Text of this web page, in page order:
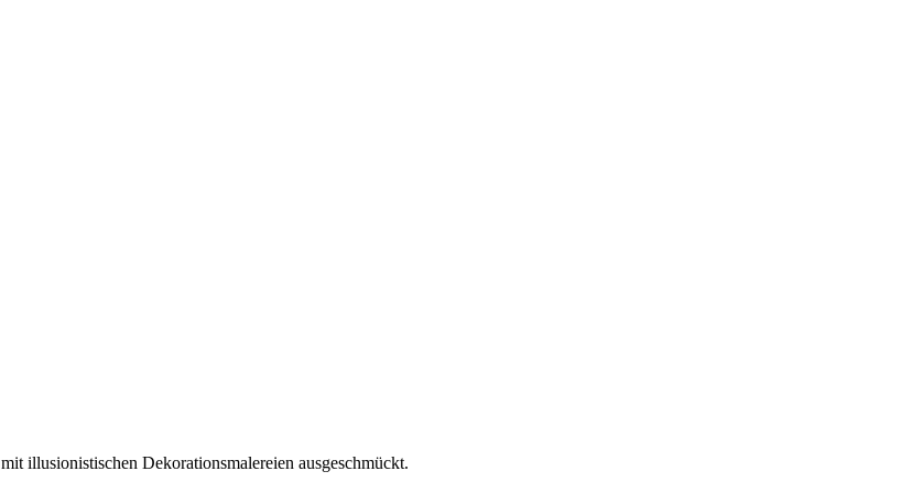
mit illusionistischen Dekorationsmalereien ausgeschmückt.